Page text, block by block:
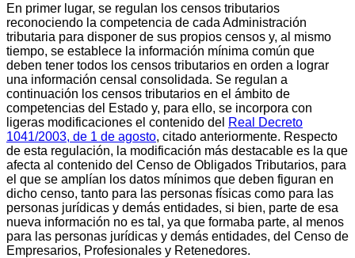
En primer lugar, se regulan los censos tributarios
reconociendo la competencia de cada Administración
tributaria para disponer de sus propios censos y, al mismo
tiempo, se establece la información mínima común que
deben tener todos los censos tributarios en orden a lograr
una información censal consolidada. Se regulan a
continuación los censos tributarios en el ámbito de
competencias del Estado y, para ello, se incorpora con
ligeras modificaciones el contenido del Real Decreto
1041/2003, de 1 de agosto, citado anteriormente. Respecto
de esta regulación, la modificación más destacable es la que
afecta al contenido del Censo de Obligados Tributarios, para
el que se amplían los datos mínimos que deben figuran en
dicho censo, tanto para las personas físicas como para las
personas jurídicas y demás entidades, si bien, parte de esa
nueva información no es tal, ya que formaba parte, al menos
para las personas jurídicas y demás entidades, del Censo de
Empresarios, Profesionales y Retenedores.